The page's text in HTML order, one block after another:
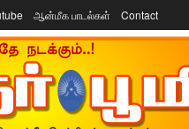
ஆன்மீக பாடல்கள் Contact